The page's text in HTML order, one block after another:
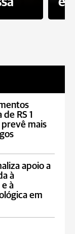
RS 1
prevê mais
apoio a
à
à
em